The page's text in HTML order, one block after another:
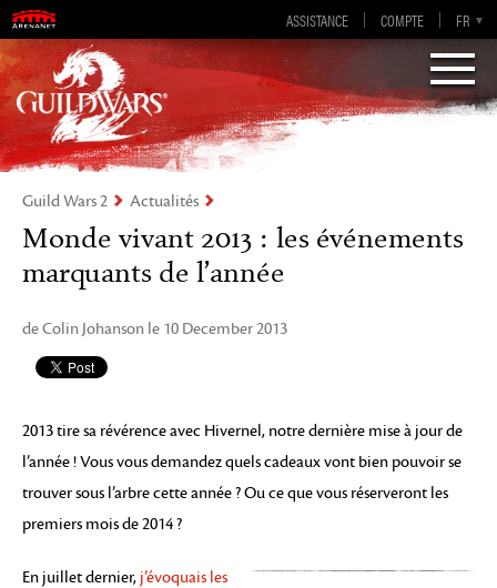
ASSISTANCE COMPTE FR
EN
DE
ES
EN-GB
Visions of Eternity
Guild Wars 2
Guild Wars 2 Actualités
Monde vivant 2013 : les événements
marquants de l’année
de Colin Johanson le 10 December 2013
2013 tire sa révérence avec Hivernel, notre dernière mise à jour de
l’année ! Vous vous demandez quels cadeaux vont bien pouvoir se
trouver sous l’arbre cette année ? Ou ce que vous réserveront les
premiers mois de 2014 ?
En juillet dernier, j’évoquais les